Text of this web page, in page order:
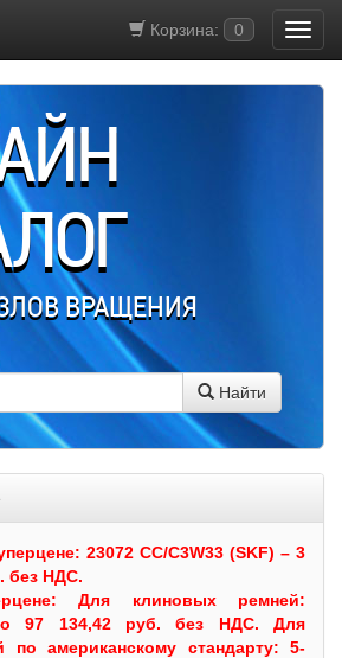
Корзина: 0
ВРАЩЕНИЯ
Найти
23072 CC/C3W33 (SKF) – 3
без НДС.
Для клиновых ремней:
97 134,42 руб. без НДС. Для
по американскому стандарту: 5-